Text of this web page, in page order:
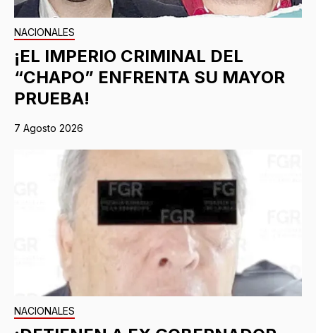
NACIONALES
¡EL IMPERIO CRIMINAL DEL
“CHAPO” ENFRENTA SU MAYOR
PRUEBA!
7 Agosto 2026
NACIONALES